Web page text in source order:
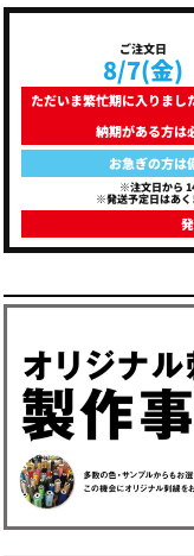
ご注文日
8/7(金)
ただいま繁忙期に入りま
納期がある方は
お急ぎの方は
※注文日から
※発送予定日はあく